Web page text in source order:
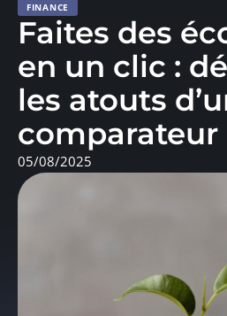
FINANCE
Faites des
en un clic :
les atouts
comparateur
05/08/2025